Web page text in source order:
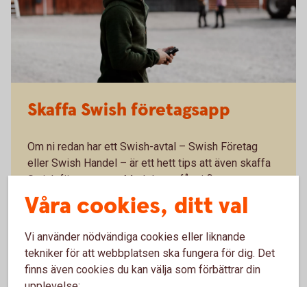
Skaffa Swish företagsapp
Om ni redan har ett Swish-avtal – Swish Företag
eller Swish Handel – är ett hett tips att även skaffa
Swish företagsapp. Med denna får ni flera
möjligheter som förenklar ert företagande:
risken för bedrägerier.
Administrera användare och fördela arbetspass.
Hantera återbetalningar direkt i Swish
företagsappen
Våra cookies, ditt val
Vi använder nödvändiga cookies eller liknande
tekniker för att webbplatsen ska fungera för dig. Det
finns även cookies du kan välja som förbättrar din